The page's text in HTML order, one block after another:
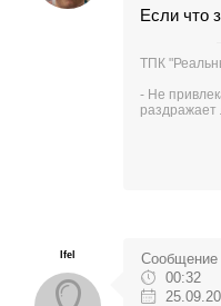
Если что
ТПК
- Не
раздражает
Ifel Сообщение
00:32